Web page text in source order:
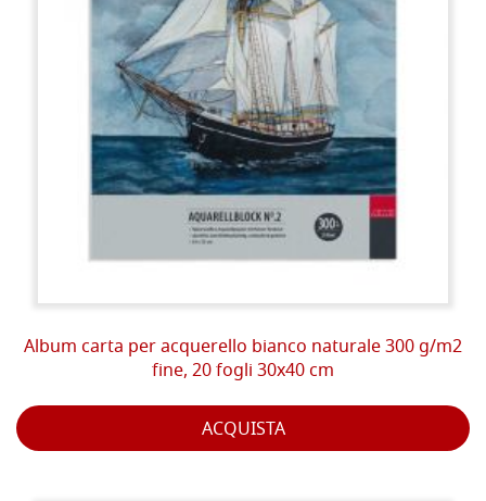
Album carta per acquerello bianco naturale 300 g/m2
fine, 20 fogli 30x40 cm
ACQUISTA